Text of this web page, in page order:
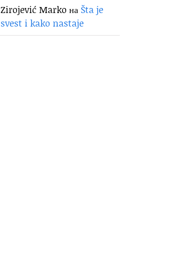
Zirojević Marko на Šta je
svest i kako nastaje